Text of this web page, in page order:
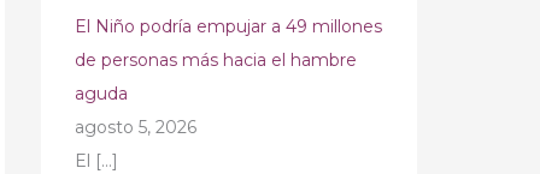
El Niño podría empujar a 49 millones
de personas más hacia el hambre
aguda
agosto 5, 2026
El […]